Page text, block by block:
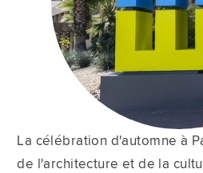
La célébration d'automne à
de l'architecture et de la